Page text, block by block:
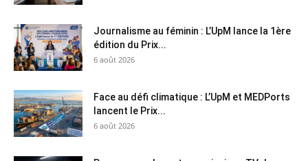
Journalisme au féminin : L’UpM lance la 1ère
édition du Prix...
6 août 2026
Face au défi climatique : L’UpM et MEDPorts
lancent le Prix...
6 août 2026